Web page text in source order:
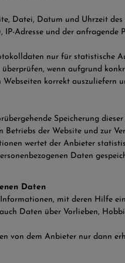
Datei, Datum und Uhrzeit
IP-Adresse und der anfragende
nur für statistische
wenn aufgrund
korrekt auszuliefern
Speicherung
der Website und zur
wertet der Anbieter
Daten
Daten
mit deren Hilfe
Daten über Vorlieben,
von dem Anbieter nur dann